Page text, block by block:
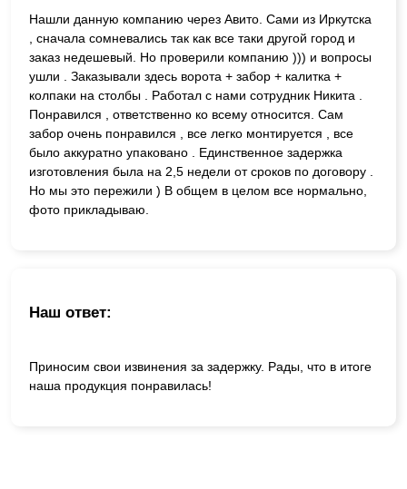
Нашли данную компанию через Авито. Сами из Иркутска
, сначала сомневались так как все таки другой город и
заказ недешевый. Но проверили компанию ))) и вопросы
ушли . Заказывали здесь ворота + забор + калитка +
колпаки на столбы . Работал с нами сотрудник Никита .
Понравился , ответственно ко всему относится. Сам
забор очень понравился , все легко монтируется , все
было аккуратно упаковано . Единственное задержка
изготовления была на 2,5 недели от сроков по договору .
Но мы это пережили ) В общем в целом все нормально,
фото прикладываю.
Наш ответ:
Приносим свои извинения за задержку. Рады, что в итоге
наша продукция понравилась!